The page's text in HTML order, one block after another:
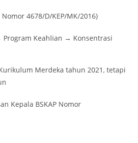
4678/D/KEP/MK/2016)
Keahlian → Konsentrasi
Merdeka tahun 2021, tetapi
Kepala BSKAP Nomor